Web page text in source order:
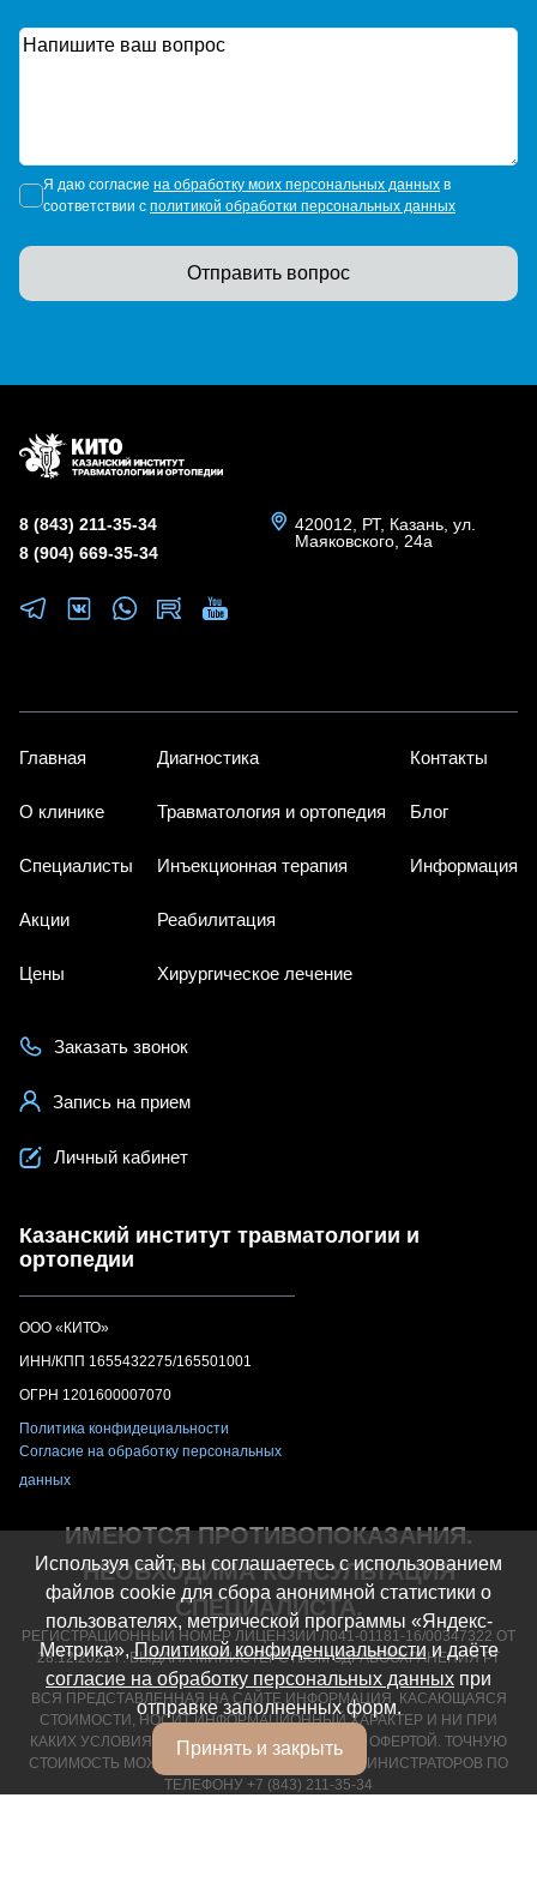
Я даю согласие на обработку моих персональных данных в
соответствии с политикой обработки персональных данных
Отправить вопрос
8 (843) 211-35-34
8 (904) 669-35-34
420012, РТ, Казань, ул.
Маяковского, 24а
Казанский институт травматологии и
ортопедии
ООО «КИТО»
ИНН/КПП 1655432275/165501001
ОГРН 1201600007070
Политика конфидециальности
Согласие на обработку персональных
данных
Главная
О клинике
Специалисты
Акции
Цены
Диагностика
Травматология и ортопедия
Инъекционная терапия
Реабилитация
Хирургическое лечение
Контакты
Блог
Информация
Заказать звонок
Запись на прием
Личный кабинет
ИМЕЮТСЯ ПРОТИВОПОКАЗАНИЯ.
НЕОБХОДИМА КОНСУЛЬТАЦИЯ
СПЕЦИАЛИСТА.
РЕГИСТРАЦИОННЫЙ НОМЕР ЛИЦЕНЗИИ Л041-01181-16/00347322 ОТ
28.12.2021 Г. ВЫДАНА МИНИСТЕРСТВОМ ЗДРАВООХРАНЕНИЯ РТ
ВСЯ ПРЕДСТАВЛЕННАЯ НА САЙТЕ ИНФОРМАЦИЯ, КАСАЮЩАЯСЯ
СТОИМОСТИ, НОСИТ ИНФОРМАЦИОННЫЙ ХАРАКТЕР И НИ ПРИ
КАКИХ УСЛОВИЯХ НЕ ЯВЛЯЕТСЯ ПУБЛИЧНОЙ ОФЕРТОЙ. ТОЧНУЮ
СТОИМОСТЬ МОЖНО УТОЧНИТЬ У НАШИХ АДМИНИСТРАТОРОВ ПО
ТЕЛЕФОНУ +7 (843) 211-35-34
Используя сайт, вы соглашаетесь с использованием
файлов cookie для сбора анонимной статистики о
пользователях, метрической программы «Яндекс-
Метрика»,Политикой конфиденциальностии даёте
согласие на обработку персональных данных при
отправке заполненных форм.
Принять и закрыть